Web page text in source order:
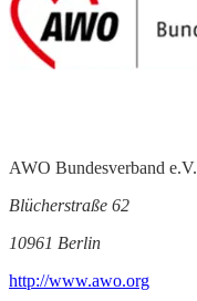
AWO Bundesverband e.V.
Blücherstraße 62
10961 Berlin
http://www.awo.org